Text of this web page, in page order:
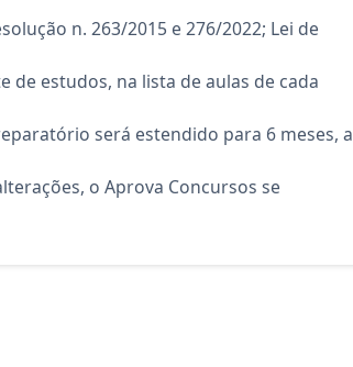
n. 263/2015 e 276/2022; Lei de
de estudos, na lista de aulas de cada
será estendido para 6 meses, a
o Aprova Concursos se